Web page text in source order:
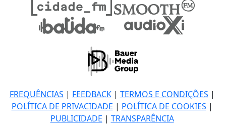
FREQUÊNCIAS | FEEDBACK| TERMOS E CONDIÇÕES |
POLÍTICA DE PRIVACIDADE | POLÍTICA DE COOKIES |
PUBLICIDADE | TRANSPARÊNCIA